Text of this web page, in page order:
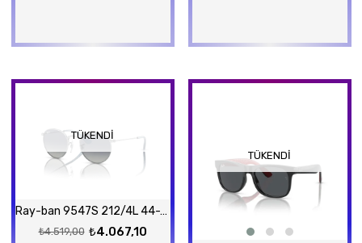
TÜKENDI
Ray-ban 9547S 212/4L 44-19 Güneş Gözlüğü
₺4.067,10
₺4.519,00
TÜKENDI